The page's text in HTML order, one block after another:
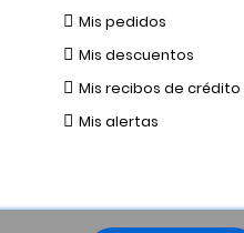
Mis pedidos
Mis descuentos
Mis recibos de crédito
Mis alertas